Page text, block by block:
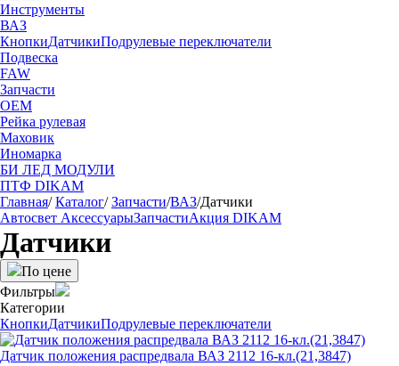
Инструменты
ВАЗ
КнопкиДатчикиПодрулевые переключатели
Подвеска
FAW
Запчасти
OEM
Рейка рулевая
Маховик
Иномарка
БИ ЛЕД МОДУЛИ
ПТФ DIKAM
Главная/ Каталог/ Запчасти/ВАЗ/Датчики
Автосвет АксессуарыЗапчастиАкция DIKAM
Датчики
По цене
Фильтры
Категории
КнопкиДатчикиПодрулевые переключатели
Датчик положения распредвала ВАЗ 2112 16-кл.(21,3847)